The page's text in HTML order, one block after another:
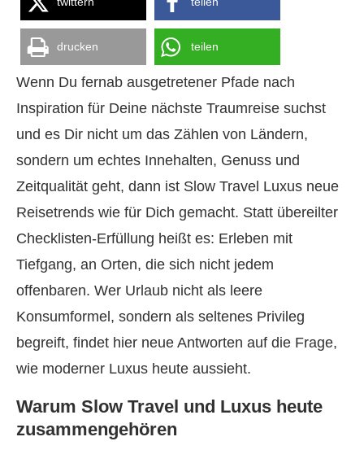
drucken teilen
Wenn Du fernab ausgetretener Pfade nach
Inspiration für Deine nächste Traumreise suchst
und es Dir nicht um das Zählen von Ländern,
sondern um echtes Innehalten, Genuss und
Zeitqualität geht, dann ist Slow Travel Luxus neue
Reisetrends wie für Dich gemacht. Statt übereilter
Checklisten-Erfüllung heißt es: Erleben mit
Tiefgang, an Orten, die sich nicht jedem
offenbaren. Wer Urlaub nicht als leere
Konsumformel, sondern als seltenes Privileg
begreift, findet hier neue Antworten auf die Frage,
wie moderner Luxus heute aussieht.
Warum Slow Travel und Luxus heute
zusammengehören